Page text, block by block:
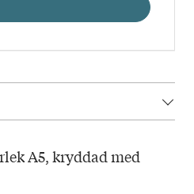
(grön)
A5, kryddad med